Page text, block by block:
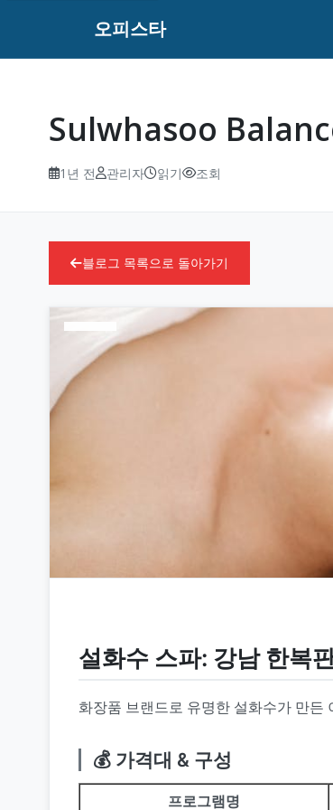
오피스타
Sulwhasoo
1년 전 관리자 읽기 조회
블로그 목록으로 돌아가기
설화수 스파: 강남 한복
화장품 브랜드로 유명한 설화수가 만든
💰 가격대 & 구성
프로그램명